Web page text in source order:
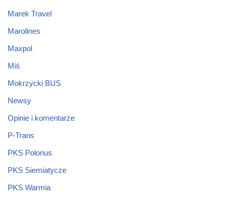
Marek Travel
Marolines
Maxpol
Miś
Mokrzycki BUS
Newsy
Opinie i komentarze
P-Trans
PKS Polonus
PKS Siemiatycze
PKS Warmia